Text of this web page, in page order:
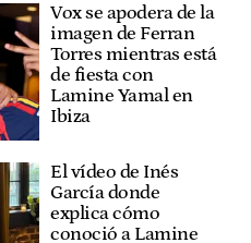
Vox se apodera de la
imagen de Ferran
Torres mientras está
de fiesta con
Lamine Yamal en
Ibiza
El vídeo de Inés
García donde
explica cómo
conoció a Lamine